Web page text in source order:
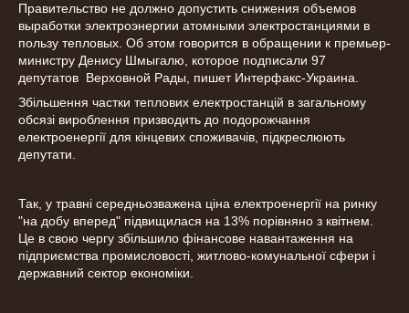
Правительство не должно допустить снижения объемов
выработки электроэнергии атомными электростанциями в
пользу тепловых. Об этом говорится в обращении к премьер-
министру Денису Шмыгалю, которое подписали 97
депутатов Верховной Рады, пишет Интерфакс-Украина.
Збільшення частки теплових електростанцій в загальному
обсязі вироблення призводить до подорожчання
електроенергії для кінцевих споживачів, підкреслюють
депутати.
Так, у травні середньозважена ціна електроенергії на ринку
"на добу вперед" підвищилася на 13% порівняно з квітнем.
Це в свою чергу збільшило фінансове навантаження на
підприємства промисловості, житлово-комунальної сфери і
державний сектор економіки.